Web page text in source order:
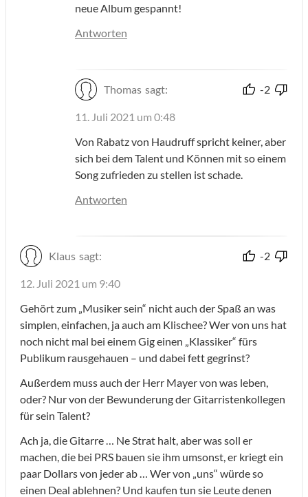
neue Album gespannt!
Antworten
Thomas sagt: -2
11. Juli 2021 um 0:48
Von Rabatz von Haudruff spricht keiner, aber
sich bei dem Talent und Können mit so einem
Song zufrieden zu stellen ist schade.
Antworten
Klaus sagt: -2
12. Juli 2021 um 9:40
Gehört zum „Musiker sein“ nicht auch der Spaß an was
simplen, einfachen, ja auch am Klischee? Wer von uns hat
noch nicht mal bei einem Gig einen „Klassiker“ fürs
Publikum rausgehauen – und dabei fett gegrinst?
Außerdem muss auch der Herr Mayer von was leben,
oder? Nur von der Bewunderung der Gitarristenkollegen
für sein Talent?
Ach ja, die Gitarre … Ne Strat halt, aber was soll er
machen, die bei PRS bauen sie ihm umsonst, er kriegt ein
paar Dollars von jeder ab … Wer von „uns“ würde so
einen Deal ablehnen? Und kaufen tun sie Leute denen